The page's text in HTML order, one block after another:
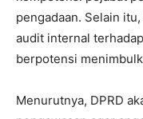
pengadaan. Selain
audit internal
berpotensi
Menurutnya, DPRD